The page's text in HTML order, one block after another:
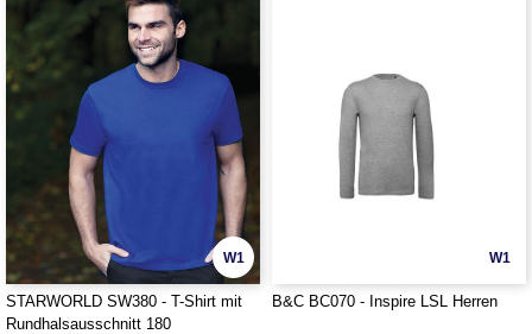
W1
STARWORLD SW380 - T-Shirt mit
Rundhalsausschnitt 180
W1
B&C BC070 - Inspire LSL Herren